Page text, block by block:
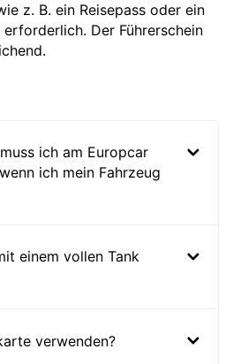
z. B. ein Reisepass oder ein
Der Führerschein
ich am Europcar
ich mein Fahrzeug
einem vollen Tank
verwenden?